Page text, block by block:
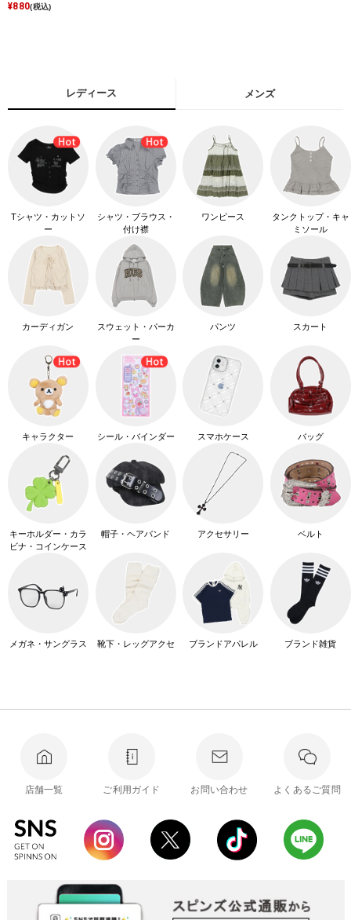
¥880(税込)
レディース メンズ
Tシャツ・カットソ
ー
シャツ・ブラウス・
付け襟
ワンピース
タンクトップ・キャ
ミソール
カーディガン
スウェット・パーカ
ー
パンツ スカート
キャラクター シール・バインダー スマホケース バッグ
キーホルダー・カラ
ビナ・コインケース
帽子・ヘアバンド アクセサリー ベルト
メガネ・サングラス 靴下・レッグアクセ ブランドアパレル ブランド雑貨
店舗一覧 ご利用ガイド お問い合わせ よくあるご質問